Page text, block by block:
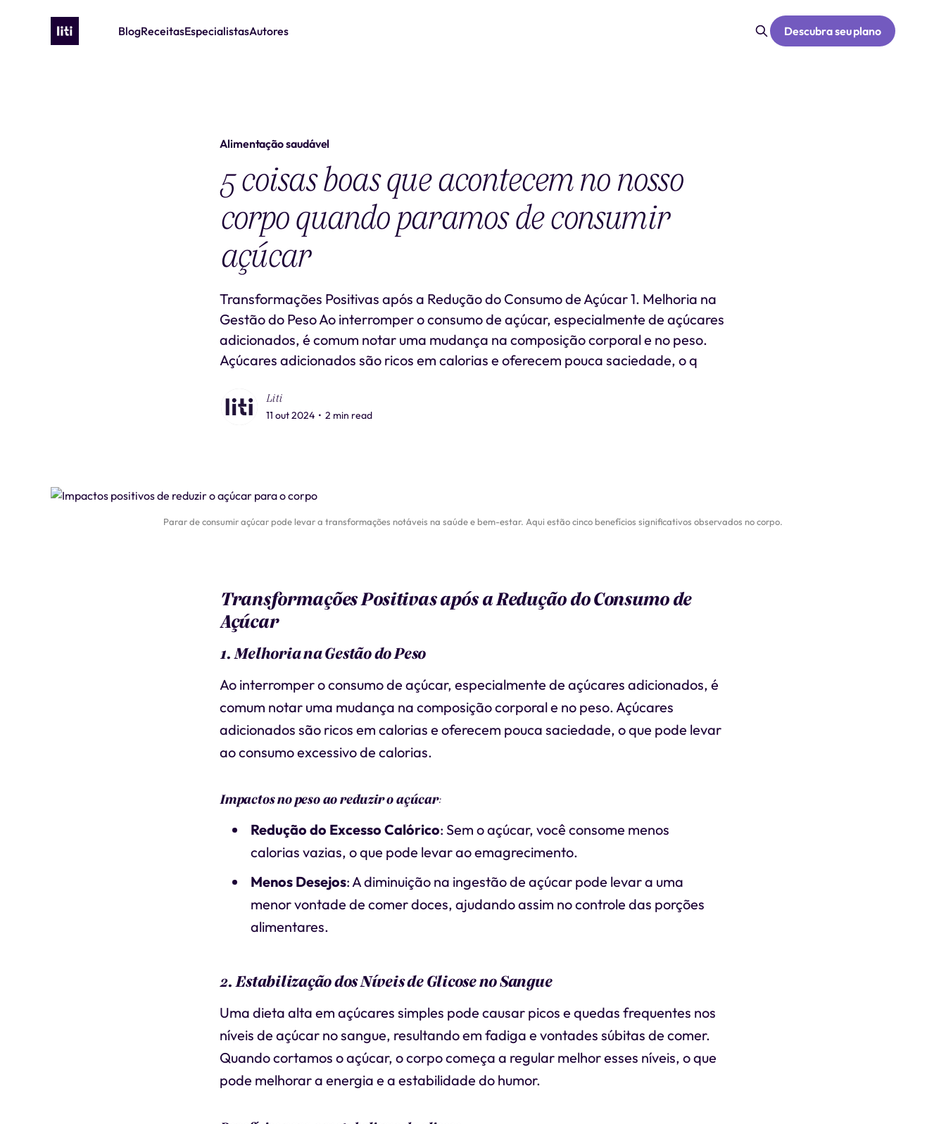
BlogReceitasEspecialistasAutores Descubra seu plano
Alimentação saudável
5 coisas boas que acontecem no nosso
corpo quando paramos de consumir
açúcar
Transformações Positivas após a Redução do Consumo de Açúcar 1. Melhoria na
Gestão do Peso Ao interromper o consumo de açúcar, especialmente de açúcares
adicionados, é comum notar uma mudança na composição corporal e no peso.
Açúcares adicionados são ricos em calorias e oferecem pouca saciedade, o q
Liti
11 out 2024 • 2 min read
Parar de consumir açúcar pode levar a transformações notáveis na saúde e bem-estar. Aqui estão cinco benefícios significativos observados no corpo.
Transformações Positivas após a Redução do Consumo de
Açúcar
1. Melhoria na Gestão do Peso
Ao interromper o consumo de açúcar, especialmente de açúcares adicionados, é
comum notar uma mudança na composição corporal e no peso. Açúcares
adicionados são ricos em calorias e oferecem pouca saciedade, o que pode levar
ao consumo excessivo de calorias.
Impactos no peso ao reduzir o açúcar:
Redução do Excesso Calórico: Sem o açúcar, você consome menos
calorias vazias, o que pode levar ao emagrecimento.
Menos Desejos: A diminuição na ingestão de açúcar pode levar a uma
menor vontade de comer doces, ajudando assim no controle das porções
alimentares.
2. Estabilização dos Níveis de Glicose no Sangue
Uma dieta alta em açúcares simples pode causar picos e quedas frequentes nos
níveis de açúcar no sangue, resultando em fadiga e vontades súbitas de comer.
Quando cortamos o açúcar, o corpo começa a regular melhor esses níveis, o que
pode melhorar a energia e a estabilidade do humor.